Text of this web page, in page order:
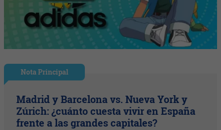
Nota Principal
Madrid y Barcelona vs. Nueva York y
Zúrich: ¿cuánto cuesta vivir en España
frente a las grandes capitales?